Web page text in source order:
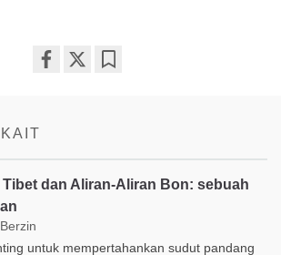
dan Aliran-Aliran Bon: sebuah
untuk mempertahankan sudut pandang